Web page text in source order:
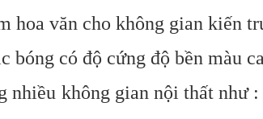
hoa văn cho không gian kiến
có độ cứng độ bền màu
không gian nội thất như :